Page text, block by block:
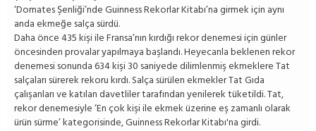
‘Domates Şenliği’nde Guinness Rekorlar Kitabı’na girmek için aynı
anda ekmeğe salça sürdü.
Daha önce 435 kişi ile Fransa’nın kırdığı rekor denemesi için günler
öncesinden provalar yapılmaya başlandı. Heyecanla beklenen rekor
denemesi sonunda 634 kişi 30 saniyede dilimlenmiş ekmeklere Tat
salçaları sürerek rekoru kırdı. Salça sürülen ekmekler Tat Gıda
çalışanları ve katılan davetliler tarafından yenilerek tüketildi. Tat,
rekor denemesiyle ‘En çok kişi ile ekmek üzerine eş zamanlı olarak
ürün sürme’ kategorisinde, Guinness Rekorlar Kitabı'na girdi.